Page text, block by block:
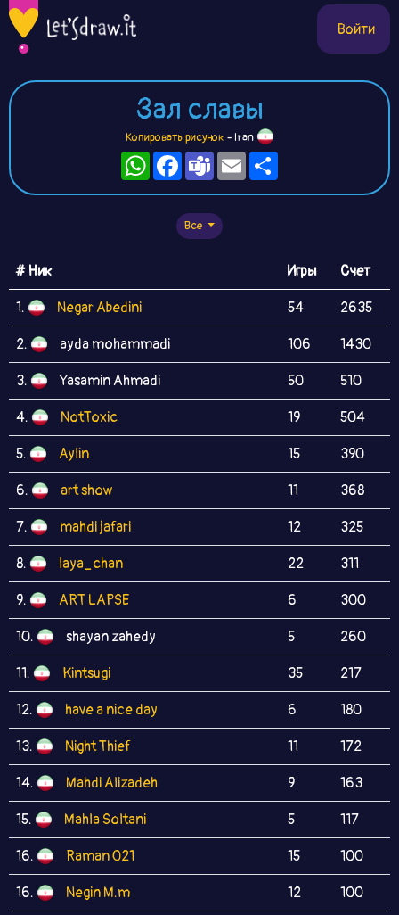
Войти
Зал славы
Копировать рисунок - Iran
WhatsAppFacebook
TeamsEmail
Все
# Ник Игры Счет
1. Negar Abedini 54 2635
2. ayda mohammadi 106 1430
3. Yasamin Ahmadi 50 510
4. NotToxic 19 504
5. Aylin 15 390
6. art show 11 368
7. mahdi jafari 12 325
8. laya_chan 22 311
9. ART LAPSE 6 300
10. shayan zahedy 5 260
11. Kintsugi 35 217
12. have a nice day 6 180
13. Night Thief 11 172
14. Mahdi Alizadeh 9 163
15. Mahla Soltani 5 117
16. Raman 021 15 100
16. Negin M.m 12 100